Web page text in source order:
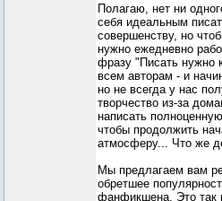
Полагаю, нет ни
себя идеальным
совершенству, но
нужно ежедневно
фразу "Писать нужно
всем авторам - и
но не всегда у нас
творчество из-за
написать
чтобы продолжить
атмосферу... Что же
Мы предлагаем вам
обретшее
фанфикшена. Это так